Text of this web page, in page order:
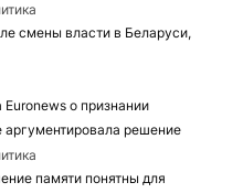
смены власти в Беларуси,
о признании
аргументировала решение
памяти понятны для